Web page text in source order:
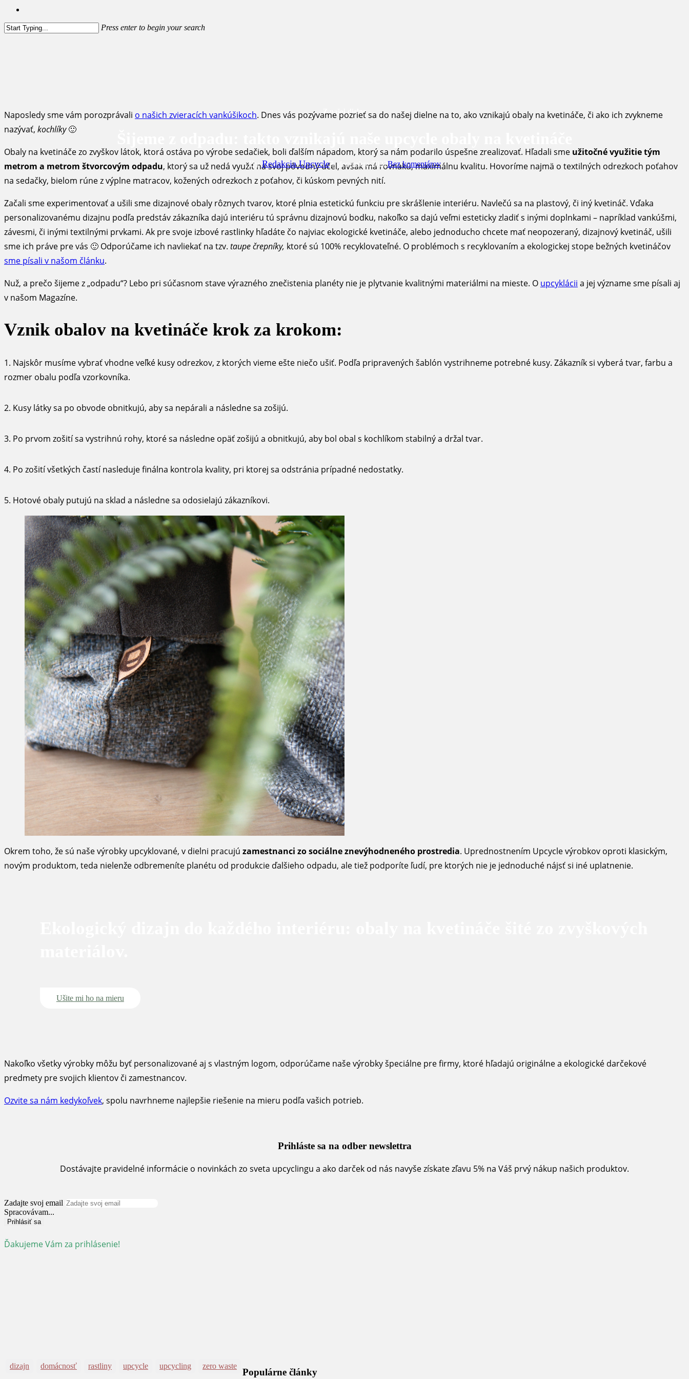
Press enter to begin your search
Z našej dielne
By Redakcia Upcycle8. decembra 2022Bez komentárov
Naposledy sme vám porozprávali o našich zvieracích vankúšikoch. Dnes vás pozývame pozrieť sa do našej dielne na to, ako vznikajú obaly na kvetináče, či ako ich zvykneme
nazývať, kochlíky🙂
Obaly na kvetináče zo zvyškov látok, ktorá ostáva po výrobe sedačiek, boli ďalším nápadom, ktorý sa nám podarilo úspešne zrealizovať. Hľadali sme užitočné využitie tým
metrom a metrom štvorcovým odpadu, ktorý sa už nedá využiť na svoj pôvodný účel, avšak má rovnakú, maximálnu kvalitu. Hovoríme najmä o textilných odrezkoch poťahov
na sedačky, bielom rúne z výplne matracov, kožených odrezkoch z poťahov, či kúskom pevných nití.
Začali sme experimentovať a ušili sme dizajnové obaly rôznych tvarov, ktoré plnia estetickú funkciu pre skrášlenie interiéru. Navlečú sa na plastový, či iný kvetináč. Vďaka
personalizovanému dizajnu podľa predstáv zákazníka dajú interiéru tú správnu dizajnovú bodku, nakoľko sa dajú veľmi esteticky zladiť s inými doplnkami – napríklad vankúšmi,
závesmi, či inými textilnými prvkami. Ak pre svoje izbové rastlinky hľadáte čo najviac ekologické kvetináče, alebo jednoducho chcete mať neopozeraný, dizajnový kvetináč, ušili
sme ich práve pre vás 🙂 Odporúčame ich navliekať na tzv. taupe črepníky, ktoré sú 100% recyklovateľné. O problémoch s recyklovaním a ekologickej stope bežných kvetináčov
sme písali v našom článku.
Nuž, a prečo šijeme z „odpadu“? Lebo pri súčasnom stave výrazného znečistenia planéty nie je plytvanie kvalitnými materiálmi na mieste. O upcyklácii a jej význame sme písali aj
v našom Magazíne.
Vznik obalov na kvetináče krok za krokom:
1. Najskôr musíme vybrať vhodne veľké kusy odrezkov, z ktorých vieme ešte niečo ušiť. Podľa pripravených šablón vystrihneme potrebné kusy. Zákazník si vyberá tvar, farbu a
rozmer obalu podľa vzorkovníka.
2. Kusy látky sa po obvode obnitkujú, aby sa nepárali a následne sa zošijú.
3. Po prvom zošití sa vystrihnú rohy, ktoré sa následne opäť zošijú a obnitkujú, aby bol obal s kochlíkom stabilný a držal tvar.
4. Po zošití všetkých častí nasleduje finálna kontrola kvality, pri ktorej sa odstránia prípadné nedostatky.
5. Hotové obaly putujú na sklad a následne sa odosielajú zákazníkovi.
Okrem toho, že sú naše výrobky upcyklované, v dielni pracujú zamestnanci zo sociálne znevýhodneného prostredia. Uprednostnením Upcycle výrobkov oproti klasickým,
novým produktom, teda nielenže odbremeníte planétu od produkcie ďalšieho odpadu, ale tiež podporíte ľudí, pre ktorých nie je jednoduché nájsť si iné uplatnenie.
Ušite mi ho na mieru
Nakoľko všetky výrobky môžu byť personalizované aj s vlastným logom, odporúčame naše výrobky špeciálne pre firmy, ktoré hľadajú originálne a ekologické darčekové
predmety pre svojich klientov či zamestnancov.
Ozvite sa nám kedykoľvek, spolu navrhneme najlepšie riešenie na mieru podľa vašich potrieb.
Prihláste sa na odber newslettra
Dostávajte pravidelné informácie o novinkách zo sveta upcyclingu a ako darček od nás navyše získate zľavu 5% na Váš prvý nákup našich produktov.
Zadajte svoj email
Spracovávam...
Prihlásiť sa
Ďakujeme Vám za prihlásenie!
dizajn domácnosť rastliny upcycle upcycling zero waste
Populárne články